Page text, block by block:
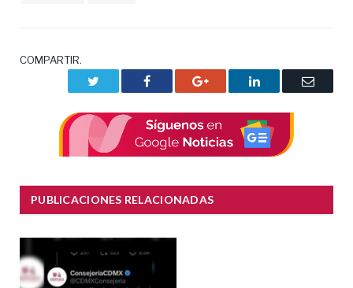
COMPARTIR.
Facebook Google+ LinkedIn
Correo
PUBLICACIONES RELACIONADAS